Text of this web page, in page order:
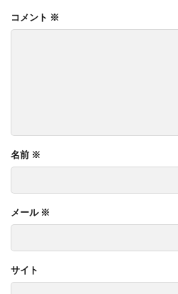
コメント ※
名前 ※
メール ※
サイト